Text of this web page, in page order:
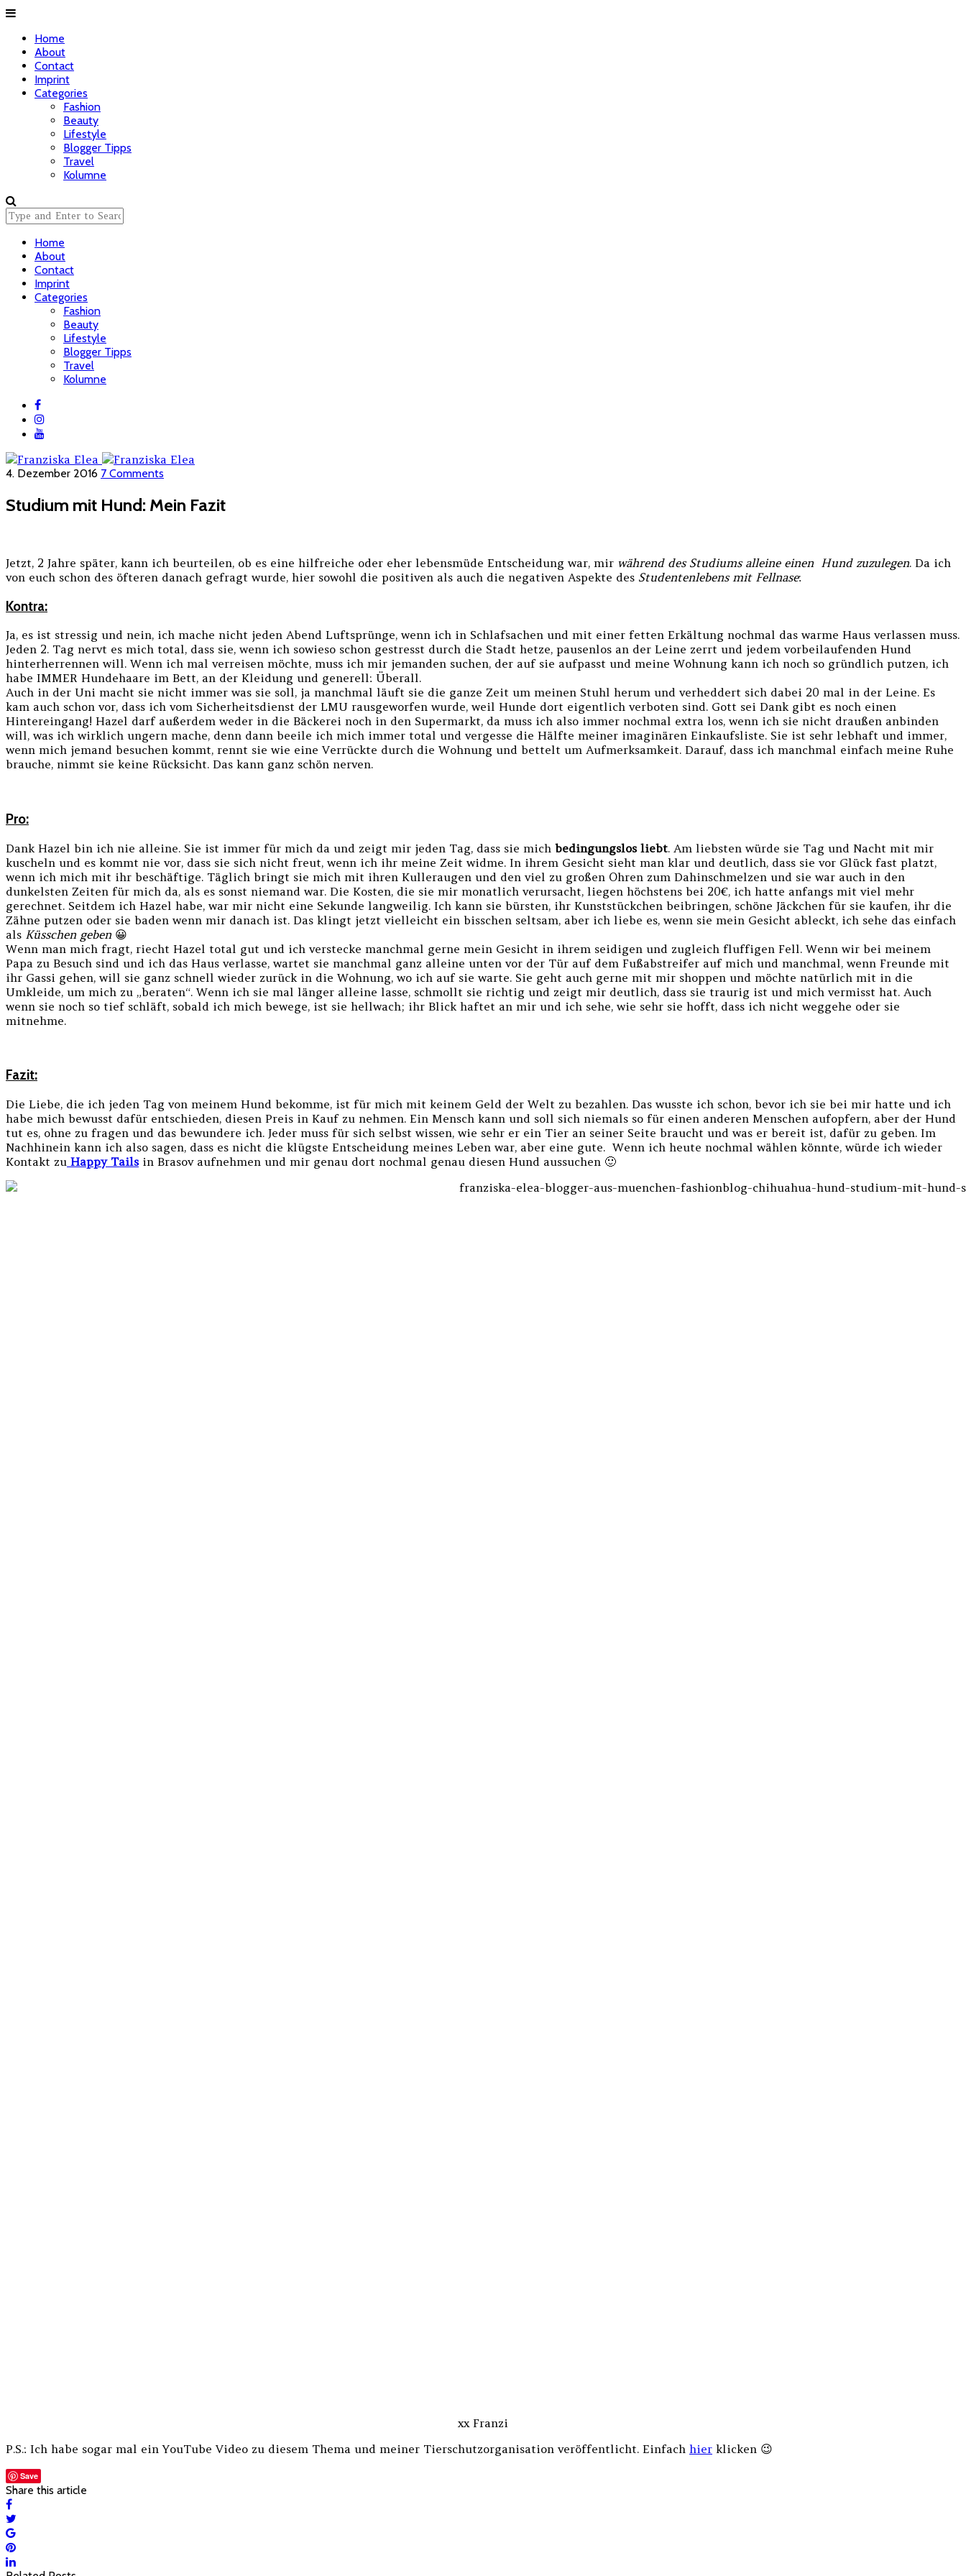
Home
About
Contact
Imprint
Categories
Fashion
Beauty
Lifestyle
Blogger Tipps
Travel
Kolumne
Home
About
Contact
Imprint
Categories
Fashion
Beauty
Lifestyle
Blogger Tipps
Travel
Kolumne
4. Dezember 2016 7 Comments
Studium mit Hund: Mein Fazit
Jetzt, 2 Jahre später, kann ich beurteilen, ob es eine hilfreiche oder eher lebensmüde Entscheidung war, mir während des Studiums alleine einen Hund zuzulegen. Da ich
von euch schon des öfteren danach gefragt wurde, hier sowohl die positiven als auch die negativen Aspekte des Studentenlebens mit Fellnase:
Kontra:
Ja, es ist stressig und nein, ich mache nicht jeden Abend Luftsprünge, wenn ich in Schlafsachen und mit einer fetten Erkältung nochmal das warme Haus verlassen muss.
Jeden 2. Tag nervt es mich total, dass sie, wenn ich sowieso schon gestresst durch die Stadt hetze, pausenlos an der Leine zerrt und jedem vorbeilaufenden Hund
hinterherrennen will. Wenn ich mal verreisen möchte, muss ich mir jemanden suchen, der auf sie aufpasst und meine Wohnung kann ich noch so gründlich putzen, ich
habe IMMER Hundehaare im Bett, an der Kleidung und generell: Überall.
Auch in der Uni macht sie nicht immer was sie soll, ja manchmal läuft sie die ganze Zeit um meinen Stuhl herum und verheddert sich dabei 20 mal in der Leine. Es
kam auch schon vor, dass ich vom Sicherheitsdienst der LMU rausgeworfen wurde, weil Hunde dort eigentlich verboten sind. Gott sei Dank gibt es noch einen
Hintereingang! Hazel darf außerdem weder in die Bäckerei noch in den Supermarkt, da muss ich also immer nochmal extra los, wenn ich sie nicht draußen anbinden
will, was ich wirklich ungern mache, denn dann beeile ich mich immer total und vergesse die Hälfte meiner imaginären Einkaufsliste. Sie ist sehr lebhaft und immer,
wenn mich jemand besuchen kommt, rennt sie wie eine Verrückte durch die Wohnung und bettelt um Aufmerksamkeit. Darauf, dass ich manchmal einfach meine Ruhe
brauche, nimmt sie keine Rücksicht. Das kann ganz schön nerven.
Pro:
Dank Hazel bin ich nie alleine. Sie ist immer für mich da und zeigt mir jeden Tag, dass sie mich bedingungslos liebt. Am liebsten würde sie Tag und Nacht mit mir
kuscheln und es kommt nie vor, dass sie sich nicht freut, wenn ich ihr meine Zeit widme. In ihrem Gesicht sieht man klar und deutlich, dass sie vor Glück fast platzt,
wenn ich mich mit ihr beschäftige. Täglich bringt sie mich mit ihren Kulleraugen und den viel zu großen Ohren zum Dahinschmelzen und sie war auch in den
dunkelsten Zeiten für mich da, als es sonst niemand war. Die Kosten, die sie mir monatlich verursacht, liegen höchstens bei 20€, ich hatte anfangs mit viel mehr
gerechnet. Seitdem ich Hazel habe, war mir nicht eine Sekunde langweilig. Ich kann sie bürsten, ihr Kunststückchen beibringen, schöne Jäckchen für sie kaufen, ihr die
Zähne putzen oder sie baden wenn mir danach ist. Das klingt jetzt vielleicht ein bisschen seltsam, aber ich liebe es, wenn sie mein Gesicht ableckt, ich sehe das einfach
als Küsschen geben😀
Wenn man mich fragt, riecht Hazel total gut und ich verstecke manchmal gerne mein Gesicht in ihrem seidigen und zugleich fluffigen Fell. Wenn wir bei meinem
Papa zu Besuch sind und ich das Haus verlasse, wartet sie manchmal ganz alleine unten vor der Tür auf dem Fußabstreifer auf mich und manchmal, wenn Freunde mit
ihr Gassi gehen, will sie ganz schnell wieder zurück in die Wohnung, wo ich auf sie warte. Sie geht auch gerne mit mir shoppen und möchte natürlich mit in die
Umkleide, um mich zu „beraten“. Wenn ich sie mal länger alleine lasse, schmollt sie richtig und zeigt mir deutlich, dass sie traurig ist und mich vermisst hat. Auch
wenn sie noch so tief schläft, sobald ich mich bewege, ist sie hellwach; ihr Blick haftet an mir und ich sehe, wie sehr sie hofft, dass ich nicht weggehe oder sie
mitnehme.
Fazit:
Die Liebe, die ich jeden Tag von meinem Hund bekomme, ist für mich mit keinem Geld der Welt zu bezahlen. Das wusste ich schon, bevor ich sie bei mir hatte und ich
habe mich bewusst dafür entschieden, diesen Preis in Kauf zu nehmen. Ein Mensch kann und soll sich niemals so für einen anderen Menschen aufopfern, aber der Hund
tut es, ohne zu fragen und das bewundere ich. Jeder muss für sich selbst wissen, wie sehr er ein Tier an seiner Seite braucht und was er bereit ist, dafür zu geben. Im
Nachhinein kann ich also sagen, dass es nicht die klügste Entscheidung meines Leben war, aber eine gute. Wenn ich heute nochmal wählen könnte, würde ich wieder
Kontakt zu Happy Tailsin Brasov aufnehmen und mir genau dort nochmal genau diesen Hund aussuchen 🙂
xx Franzi
P.S.: Ich habe sogar mal ein YouTube Video zu diesem Thema und meiner Tierschutzorganisation veröffentlicht. Einfach hier klicken 😉
Save
Share this article